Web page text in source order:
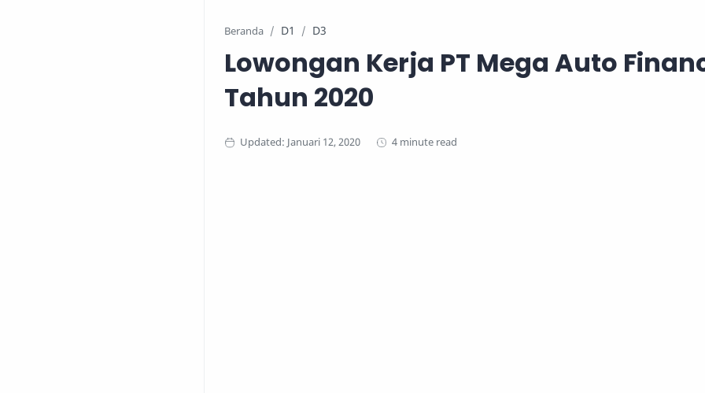
Beranda D1 D3
Lowongan Kerja PT Mega Auto
Tahun 2020
4 minute read